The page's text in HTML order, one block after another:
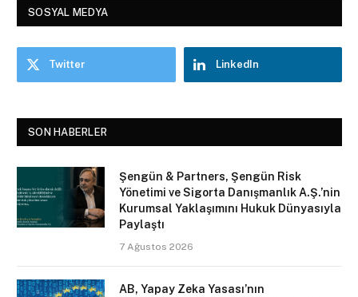
SOSYAL MEDYA
Twitter LinkedIn
SON HABERLER
Şengün & Partners, Şengün Risk
Yönetimi ve Sigorta Danışmanlık A.Ş.’nin
Kurumsal Yaklaşımını Hukuk Dünyasıyla
Paylaştı
7 Ağustos 2026
AB, Yapay Zeka Yasası’nın